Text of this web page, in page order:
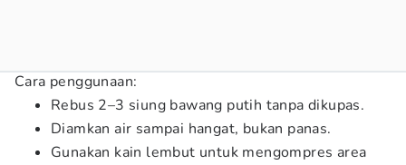
Cara penggunaan:
Rebus 2–3 siung bawang putih tanpa dikupas.
Diamkan air sampai hangat, bukan panas.
Gunakan kain lembut untuk mengompres area